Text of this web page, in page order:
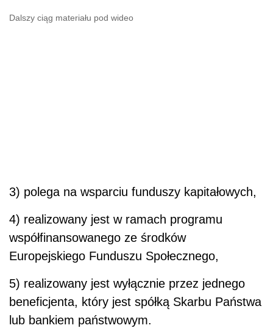
Dalszy ciąg materiału pod wideo
3) polega na wsparciu funduszy kapitałowych,
4) realizowany jest w ramach programu
współfinansowanego ze środków
Europejskiego Funduszu Społecznego,
5) realizowany jest wyłącznie przez jednego
beneficjenta, który jest spółką Skarbu Państwa
lub bankiem państwowym.